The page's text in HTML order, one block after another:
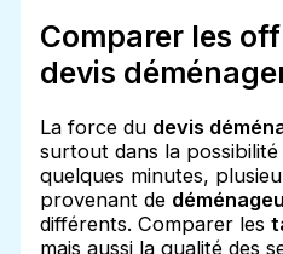
Comparer les
devis
La force du devis
surtout dans la
quelques minutes,
provenant de
différents. Comparer les
mais aussi la qualité des